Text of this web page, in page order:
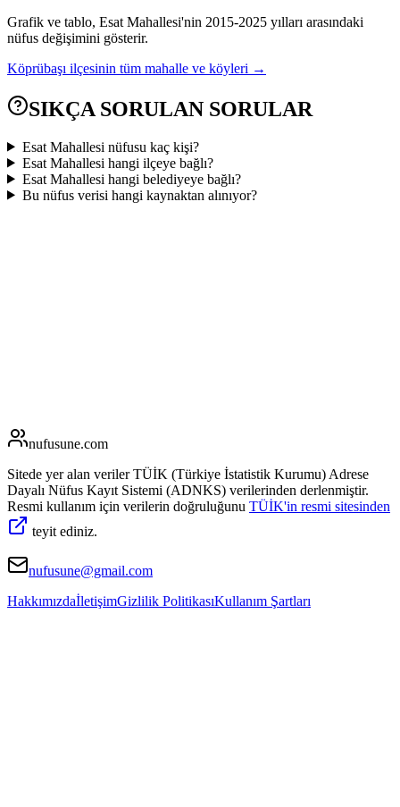
Grafik ve tablo, Esat Mahallesi'nin 2015-2025 yılları arasındaki
nüfus değişimini gösterir.
Köprübaşı ilçesinin tüm mahalle ve köyleri →
SIKÇA SORULAN SORULAR
Esat Mahallesi nüfusu kaç kişi?
Esat Mahallesi hangi ilçeye bağlı?
Esat Mahallesi hangi belediyeye bağlı?
Bu nüfus verisi hangi kaynaktan alınıyor?
nufusune.com
Sitede yer alan veriler TÜİK (Türkiye İstatistik Kurumu) Adrese
Dayalı Nüfus Kayıt Sistemi (ADNKS) verilerinden derlenmiştir.
Resmi kullanım için verilerin doğruluğunu TÜİK'in resmi sitesinden
teyit ediniz.
nufusune@gmail.com
HakkımızdaİletişimGizlilik PolitikasıKullanım Şartları